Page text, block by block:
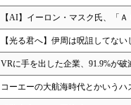
【AI】イーロン・マスク氏、「
【光る君へ】伊周は呪詛してな
VRに手を出した企業、91.9%が破
コーエーの大航海時代とかいう